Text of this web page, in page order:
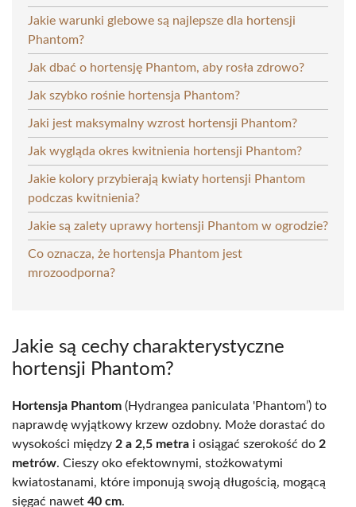
Jakie warunki glebowe są najlepsze dla hortensji
Phantom?
Jak dbać o hortensję Phantom, aby rosła zdrowo?
Jak szybko rośnie hortensja Phantom?
Jaki jest maksymalny wzrost hortensji Phantom?
Jak wygląda okres kwitnienia hortensji Phantom?
Jakie kolory przybierają kwiaty hortensji Phantom
podczas kwitnienia?
Jakie są zalety uprawy hortensji Phantom w ogrodzie?
Co oznacza, że hortensja Phantom jest
mrozoodporna?
Jakie są cechy charakterystyczne
hortensji Phantom?
Hortensja Phantom (Hydrangea paniculata 'Phantom’) to
naprawdę wyjątkowy krzew ozdobny. Może dorastać do
wysokości między 2 a 2,5 metra i osiągać szerokość do 2
metrów. Cieszy oko efektownymi, stożkowatymi
kwiatostanami, które imponują swoją długością, mogącą
sięgać nawet 40 cm.